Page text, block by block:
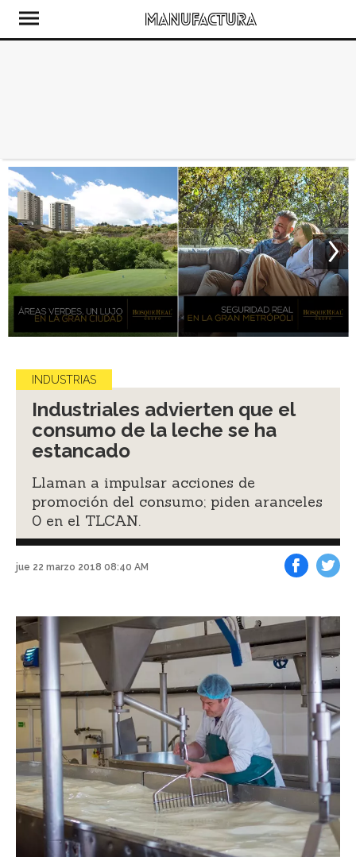
INDUSTRIAS
Industriales advierten que el
consumo de la leche se ha
estancado
Llaman a impulsar acciones de
promoción del consumo; piden aranceles
0 en el TLCAN.
jue 22 marzo 2018 08:40 AM